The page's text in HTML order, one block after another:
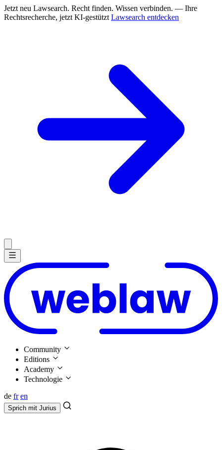
Jetzt neu Lawsearch. Recht finden. Wissen verbinden. — Ihre
Rechtsrecherche, jetzt KI-gestützt Lawsearch entdecken
Community
Editions
Academy
Technologie
de fr en
Sprich mit Jurius